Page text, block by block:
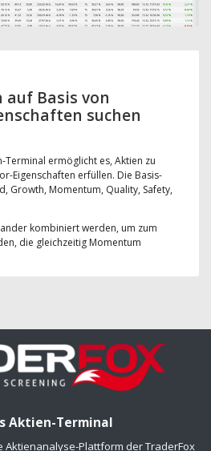
auf Basis von
suchen
Terminal ermöglicht es, Aktien zu
Eigenschaften erfüllen. Die Basis-
Growth, Momentum, Quality, Safety,
kombiniert werden, um zum
die gleichzeitig Momentum
Aktien-Terminal
Aktienanalyse-Plattform der TraderFox